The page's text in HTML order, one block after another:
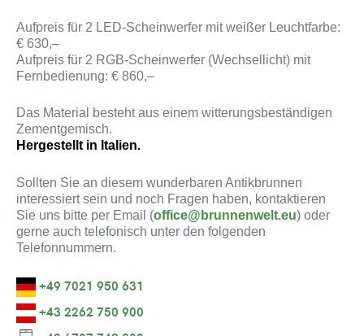
Aufpreis für 2 LED-Scheinwerfer mit weißer Leuchtfarbe:
€ 630,–
Aufpreis für 2 RGB-Scheinwerfer (Wechsellicht) mit
Fernbedienung: € 860,–
Das Material besteht aus einem witterungsbeständigen
Zementgemisch.
Hergestellt in Italien.
Sollten Sie an diesem wunderbaren Antikbrunnen
interessiert sein und noch Fragen haben, kontaktieren
Sie uns bitte per Email (office@brunnenwelt.eu) oder
gerne auch telefonisch unter den folgenden
Telefonnummern.
+49 7021 950 631
+43 2262 750 900